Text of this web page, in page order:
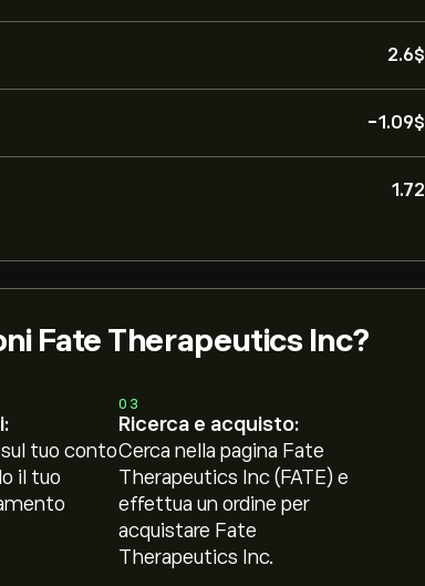
2.6‎$‎
-1.09‎$‎
1.72
Fate Therapeutics Inc?
tuo conto
il tuo
03
Ricerca e acquisto:
Cerca nella pagina Fate
Therapeutics Inc (FATE) e
effettua un ordine per
acquistare Fate
Therapeutics Inc.